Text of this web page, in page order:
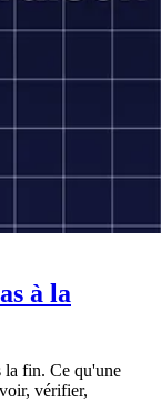
à la
la fin. Ce qu'une
vérifier,